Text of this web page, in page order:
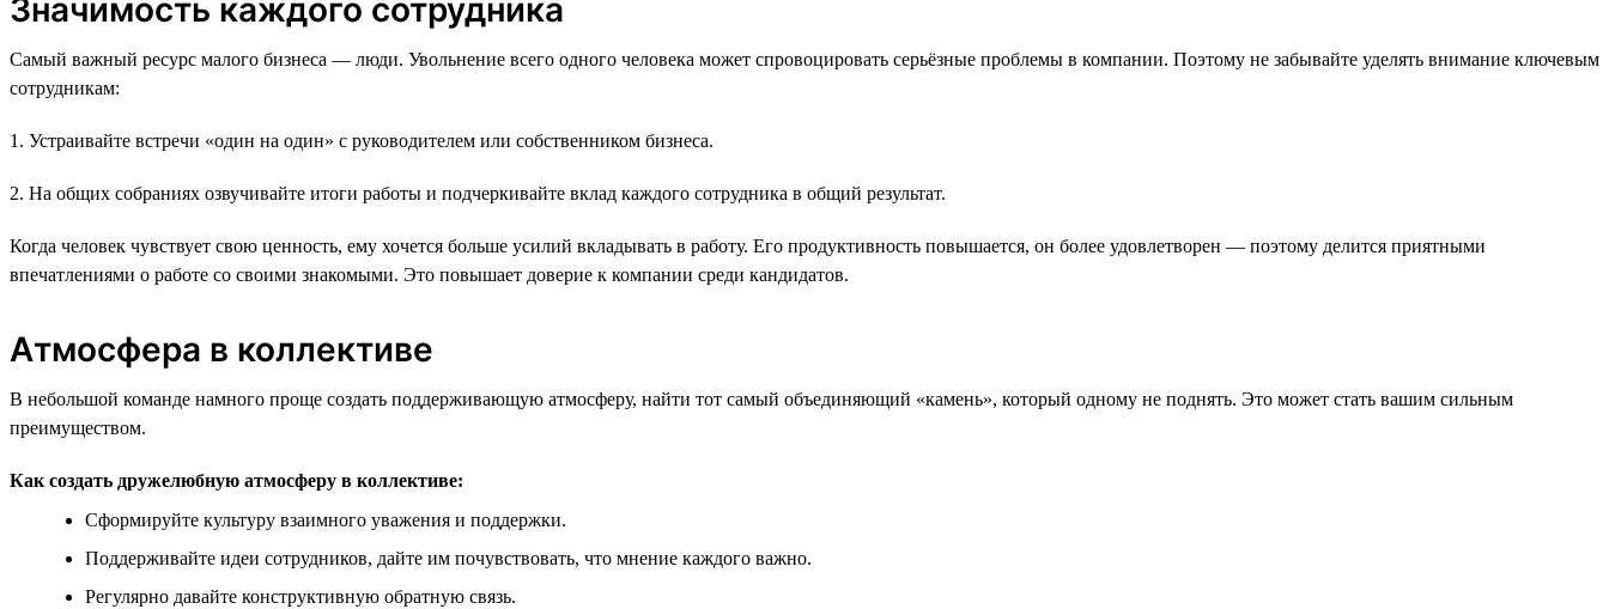
Значимость каждого сотрудника
Самый важный ресурс малого бизнеса — люди. Увольнение всего одного человека может спровоцировать серьёзные проблемы в компании. Поэтому не забывайте уделять внимание ключевым
сотрудникам:
1. Устраивайте встречи «один на один» с руководителем или собственником бизнеса.
2. На общих собраниях озвучивайте итоги работы и подчеркивайте вклад каждого сотрудника в общий результат.
Когда человек чувствует свою ценность, ему хочется больше усилий вкладывать в работу. Его продуктивность повышается, он более удовлетворен — поэтому делится приятными
впечатлениями о работе со своими знакомыми. Это повышает доверие к компании среди кандидатов.
Атмосфера в коллективе
В небольшой команде намного проще создать поддерживающую атмосферу, найти тот самый объединяющий «камень», который одному не поднять. Это может стать вашим сильным
преимуществом.
Как создать дружелюбную атмосферу в коллективе:
Сформируйте культуру взаимного уважения и поддержки.
Поддерживайте идеи сотрудников, дайте им почувствовать, что мнение каждого важно.
Регулярно давайте конструктивную обратную связь.